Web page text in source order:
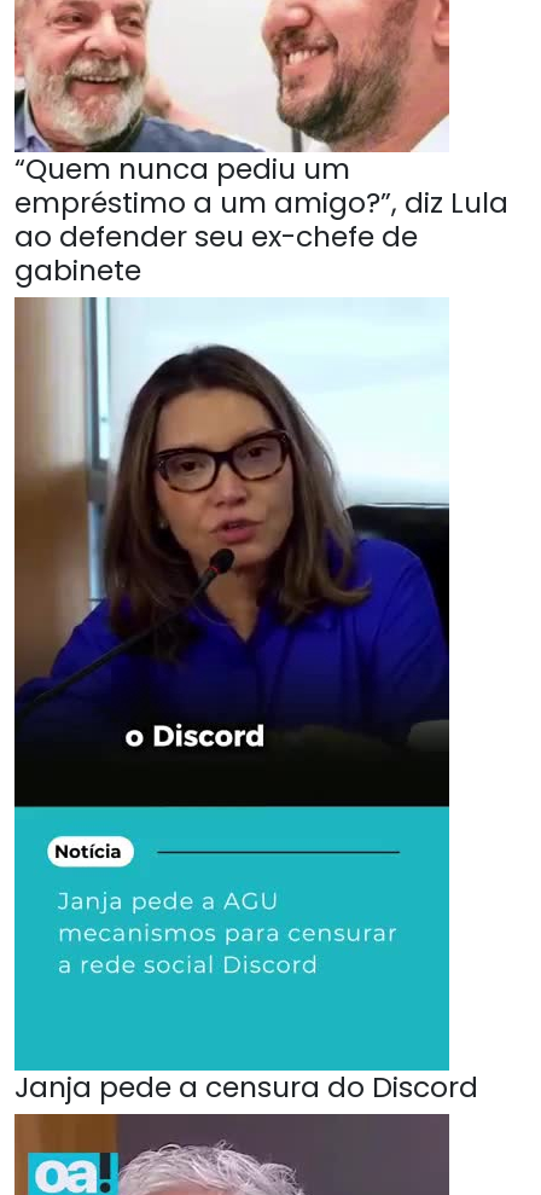
“Quem nunca pediu um
empréstimo a um amigo?”, diz Lula
ao defender seu ex-chefe de
gabinete
Janja pede a censura do Discord